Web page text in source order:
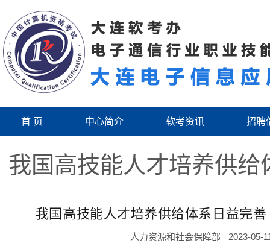
首 页 中心简介 软考资讯 招聘
我国高技能人才培养供
我国高技能人才培养供给体系日益完善
人力资源和社会保障部 2023-05-